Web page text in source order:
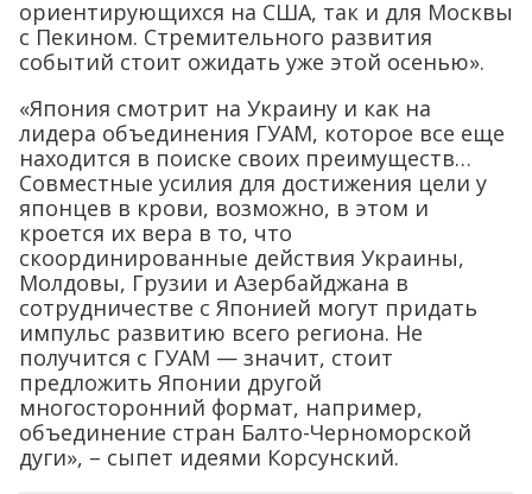
ориентирующихся на США, так и для Москвы
с Пекином. Стремительного развития
событий стоит ожидать уже этой осенью».
«Япония смотрит на Украину и как на
лидера объединения ГУАМ, которое все еще
находится в поиске своих преимуществ…
Совместные усилия для достижения цели у
японцев в крови, возможно, в этом и
кроется их вера в то, что
скоординированные действия Украины,
Молдовы, Грузии и Азербайджана в
сотрудничестве с Японией могут придать
импульс развитию всего региона. Не
получится с ГУАМ — значит, стоит
предложить Японии другой
многосторонний формат, например,
объединение стран Балто-Черноморской
дуги», – сыпет идеями Корсунский.